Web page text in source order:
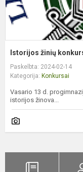
Istorijos žinių
Paskelbta: 2024-02-14
Kategorija: Konkursai
Vasario 13 d.
istorijos žinova...